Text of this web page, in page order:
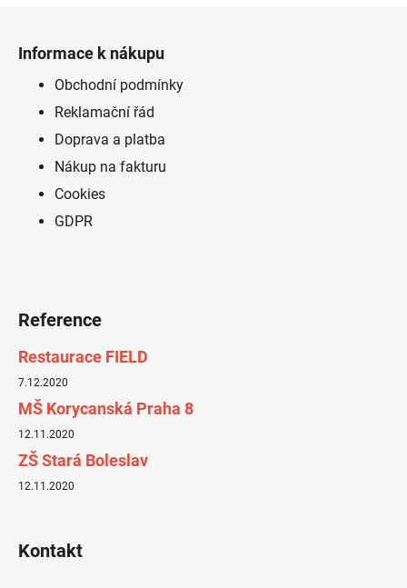
Informace k nákupu
Obchodní podmínky
Reklamační řád
Doprava a platba
Nákup na fakturu
Cookies
GDPR
Reference
Restaurace FIELD
7.12.2020
MŠ Korycanská Praha 8
12.11.2020
ZŠ Stará Boleslav
12.11.2020
Kontakt